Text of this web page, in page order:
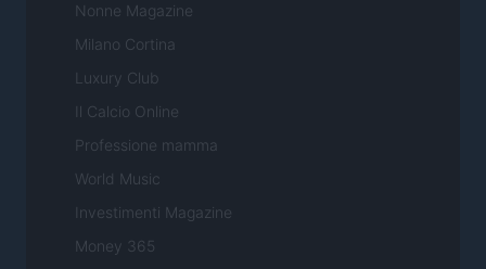
Nonne Magazine
Milano Cortina
Luxury Club
Il Calcio Online
Professione mamma
World Music
Investimenti Magazine
Money 365